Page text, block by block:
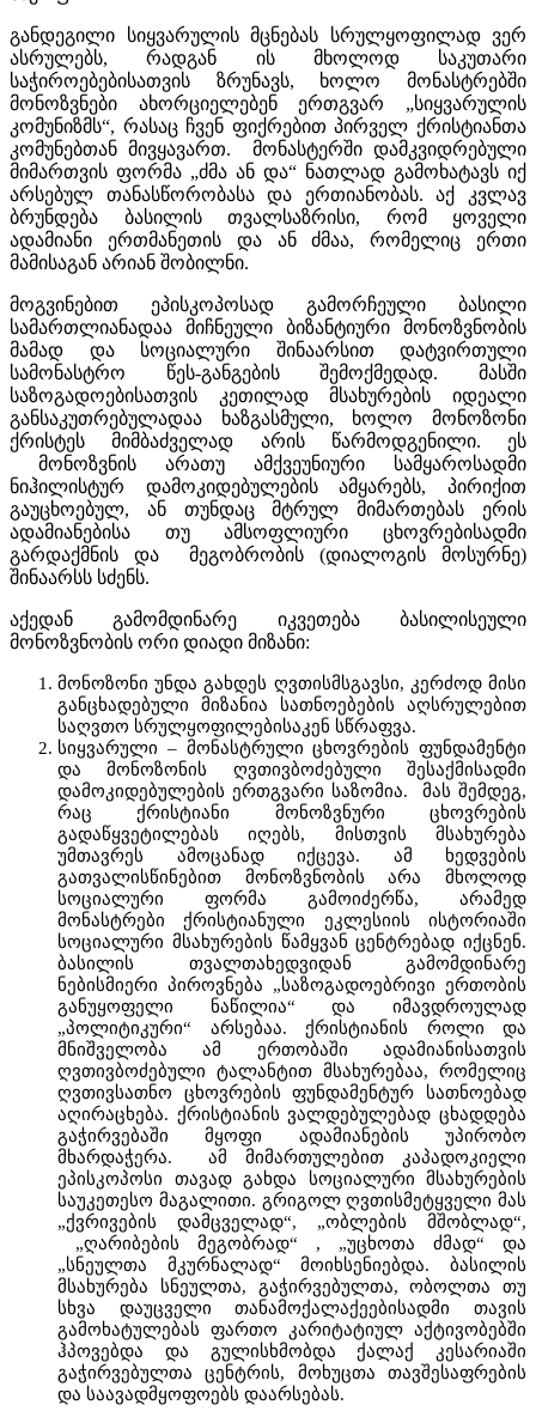
განდეგილი სიყვარულის მცნებას სრულყოფილად ვერ
ასრულებს, რადგან ის მხოლოდ საკუთარი
საჭიროებებისათვის ზრუნავს, ხოლო მონასტრებში
მონოზვნები ახორციელებენ ერთგვარ „სიყვარულის
კომუნიზმს“, რასაც ჩვენ ფიქრებით პირველ ქრისტიანთა
კომუნებთან მივყავართ. მონასტერში დამკვიდრებული
მიმართვის ფორმა „ძმა ან და“ ნათლად გამოხატავს იქ
არსებულ თანასწორობასა და ერთიანობას. აქ კვლავ
ბრუნდება ბასილის თვალსაზრისი, რომ ყოველი
ადამიანი ერთმანეთის და ან ძმაა, რომელიც ერთი
მამისაგან არიან შობილნი.
მოგვინებით ეპისკოპოსად გამორჩეული ბასილი
სამართლიანადაა მიჩნეული ბიზანტიური მონოზვნობის
მამად და სოციალური შინაარსით დატვირთული
სამონასტრო წეს-განგების შემოქმედად. მასში
საზოგადოებისათვის კეთილად მსახურების იდეალი
განსაკუთრებულადაა ხაზგასმული, ხოლო მონოზონი
ქრისტეს მიმბაძველად არის წარმოდგენილი. ეს
მონოზვნის არათუ ამქვეუნიური სამყაროსადმი
ნიჰილისტურ დამოკიდებულების ამყარებს, პირიქით
გაუცხოებულ, ან თუნდაც მტრულ მიმართებას ერის
ადამიანებისა თუ ამსოფლიური ცხოვრებისადმი
გარდაქმნის და მეგობრობის (დიალოგის მოსურნე)
შინაარსს სძენს.
აქედან გამომდინარე იკვეთება ბასილისეული
მონოზვნობის ორი დიადი მიზანი:
მონოზონი უნდა გახდეს ღვთისმსგავსი, კერძოდ მისი
განცხადებული მიზანია სათნოებების აღსრულებით
საღვთო სრულყოფილებისაკენ სწრაფვა.
სიყვარული – მონასტრული ცხოვრების ფუნდამენტი
და მონოზონის ღვთივბოძებული შესაქმისადმი
დამოკიდებულების ერთგვარი საზომია. მას შემდეგ,
რაც ქრისტიანი მონოზვნური ცხოვრების
გადაწყვეტილებას იღებს, მისთვის მსახურება
უმთავრეს ამოცანად იქცევა. ამ ხედვების
გათვალისწინებით მონოზვნობის არა მხოლოდ
სოციალური ფორმა გამოიძერწა, არამედ
მონასტრები ქრისტიანული ეკლესიის ისტორიაში
სოციალური მსახურების წამყვან ცენტრებად იქცნენ.
ბასილის თვალთახედვიდან გამომდინარე
ნებისმიერი პიროვნება „საზოგადოებრივი ერთობის
განუყოფელი ნაწილია“ და იმავდროულად
„პოლიტიკური“ არსებაა. ქრისტიანის როლი და
მნიშველობა ამ ერთობაში ადამიანისათვის
ღვთივბოძებული ტალანტით მსახურებაა, რომელიც
ღვთივსათნო ცხოვრების ფუნდამენტურ სათნოებად
აღირაცხება. ქრისტიანის ვალდებულებად ცხადდება
გაჭირვებაში მყოფი ადამიანების უპირობო
მხარდაჭერა. ამ მიმართულებით კაპადოკიელი
ეპისკოპოსი თავად გახდა სოციალური მსახურების
საუკეთესო მაგალითი. გრიგოლ ღვთისმეტყველი მას
„ქვრივების დამცველად“, „ობლების მშობლად“,
„ღარიბების მეგობრად“ , „უცხოთა ძმად“ და
„სნეულთა მკურნალად“ მოიხსენიებდა. ბასილის
მსახურება სნეულთა, გაჭირვებულთა, ობოლთა თუ
სხვა დაუცველი თანამოქალაქეებისადმი თავის
გამოხატულებას ფართო კარიტატიულ აქტივობებში
ჰპოვებდა და გულისხმობდა ქალაქ კესარიაში
გაჭირვებულთა ცენტრის, მოხუცთა თავშესაფრების
და საავადმყოფოებს დაარსებას.